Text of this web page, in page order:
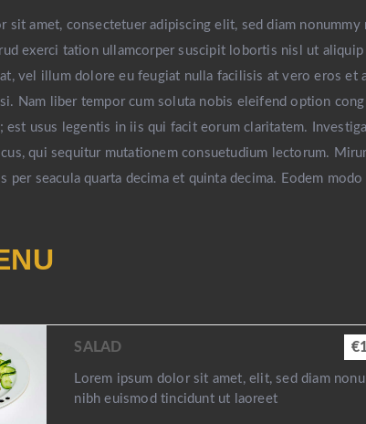
sit amet, consectetuer adipiscing elit, sed diam
exerci tation ullamcorper suscipit lobortis nisl ut
vel illum dolore eu feugiat nulla facilisis at vero eros
Nam liber tempor cum soluta nobis eleifend option
est usus legentis in iis qui facit eorum claritatem.
qui sequitur mutationem consuetudium lectorum.
per seacula quarta decima et quinta decima. Eodem
SALAD
Lorem ipsum dolor sit amet, elit, sed diam
nibh euismod tincidunt ut laoreet